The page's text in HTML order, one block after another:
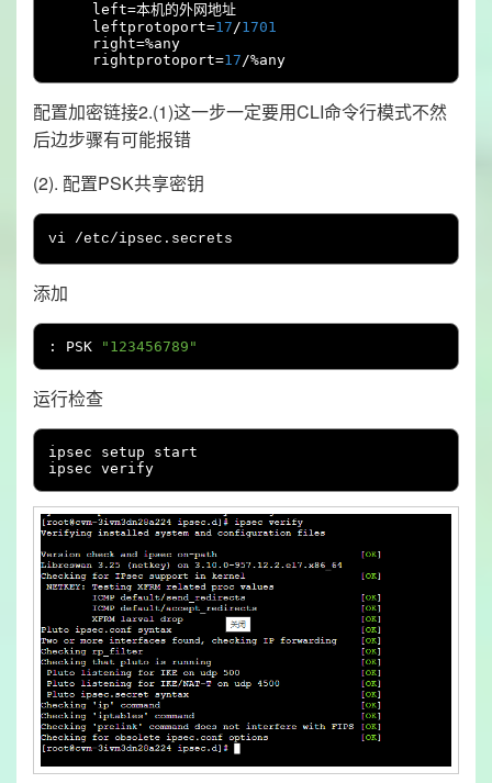
     left
=本机的外网地址
     leftprotoport
=17/1701
     right
=%any
     rightprotoport
=17/%any
配置加密链接2.(1)这一步一定要用CLI命令行模式不然
后边步骤有可能报错
(2). 配置PSK共享密钥
vi /etc/ipsec . secrets
添加
: PSK "123456789"
运行检查
ipsec setup start
ipsec verify